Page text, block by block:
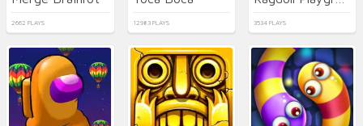
2662 PLAYS 12983 PLAYS 3534 PLAYS